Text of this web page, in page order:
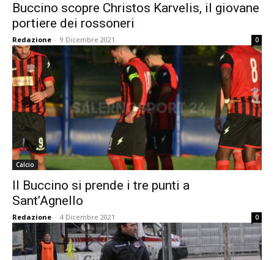
Buccino scopre Christos Karvelis, il giovane
portiere dei rossoneri
Redazione - 9 Dicembre 2021 0
Calcio
Il Buccino si prende i tre punti a
Sant’Agnello
Redazione - 4 Dicembre 2021 0